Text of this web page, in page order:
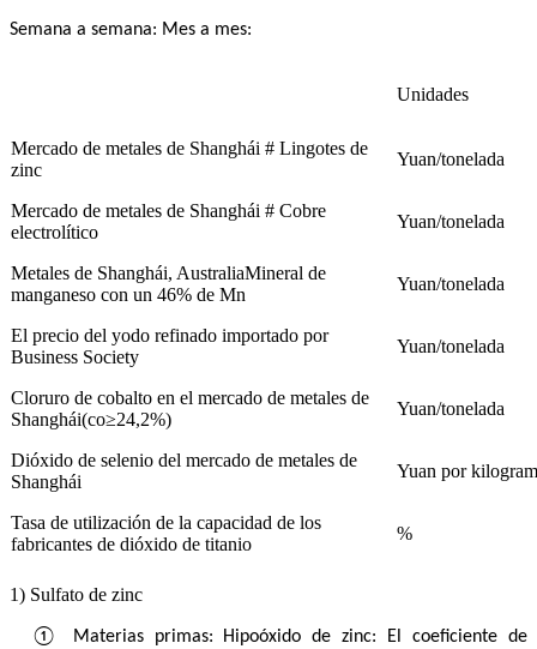
Semana a semana: Mes a mes:
Unidades
Mercado de metales de Shanghái # Lingotes de
zinc
Yuan/tonelada
Mercado de metales de Shanghái # Cobre
electrolítico
Yuan/tonelada
Metales de Shanghái, AustraliaMineral de
manganeso con un 46% de Mn
Yuan/tonelada
El precio del yodo refinado importado por
Business Society
Yuan/tonelada
Cloruro de cobalto en el mercado de metales de
Shanghái(co≥24,2%)
Yuan/tonelada
Dióxido de selenio del mercado de metales de
Shanghái
Yuan por
Tasa de utilización de la capacidad de los
fabricantes de dióxido de titanio
%
1) Sulfato de zinc
① Materias primas: Hipoóxido de zinc: El coeficiente de